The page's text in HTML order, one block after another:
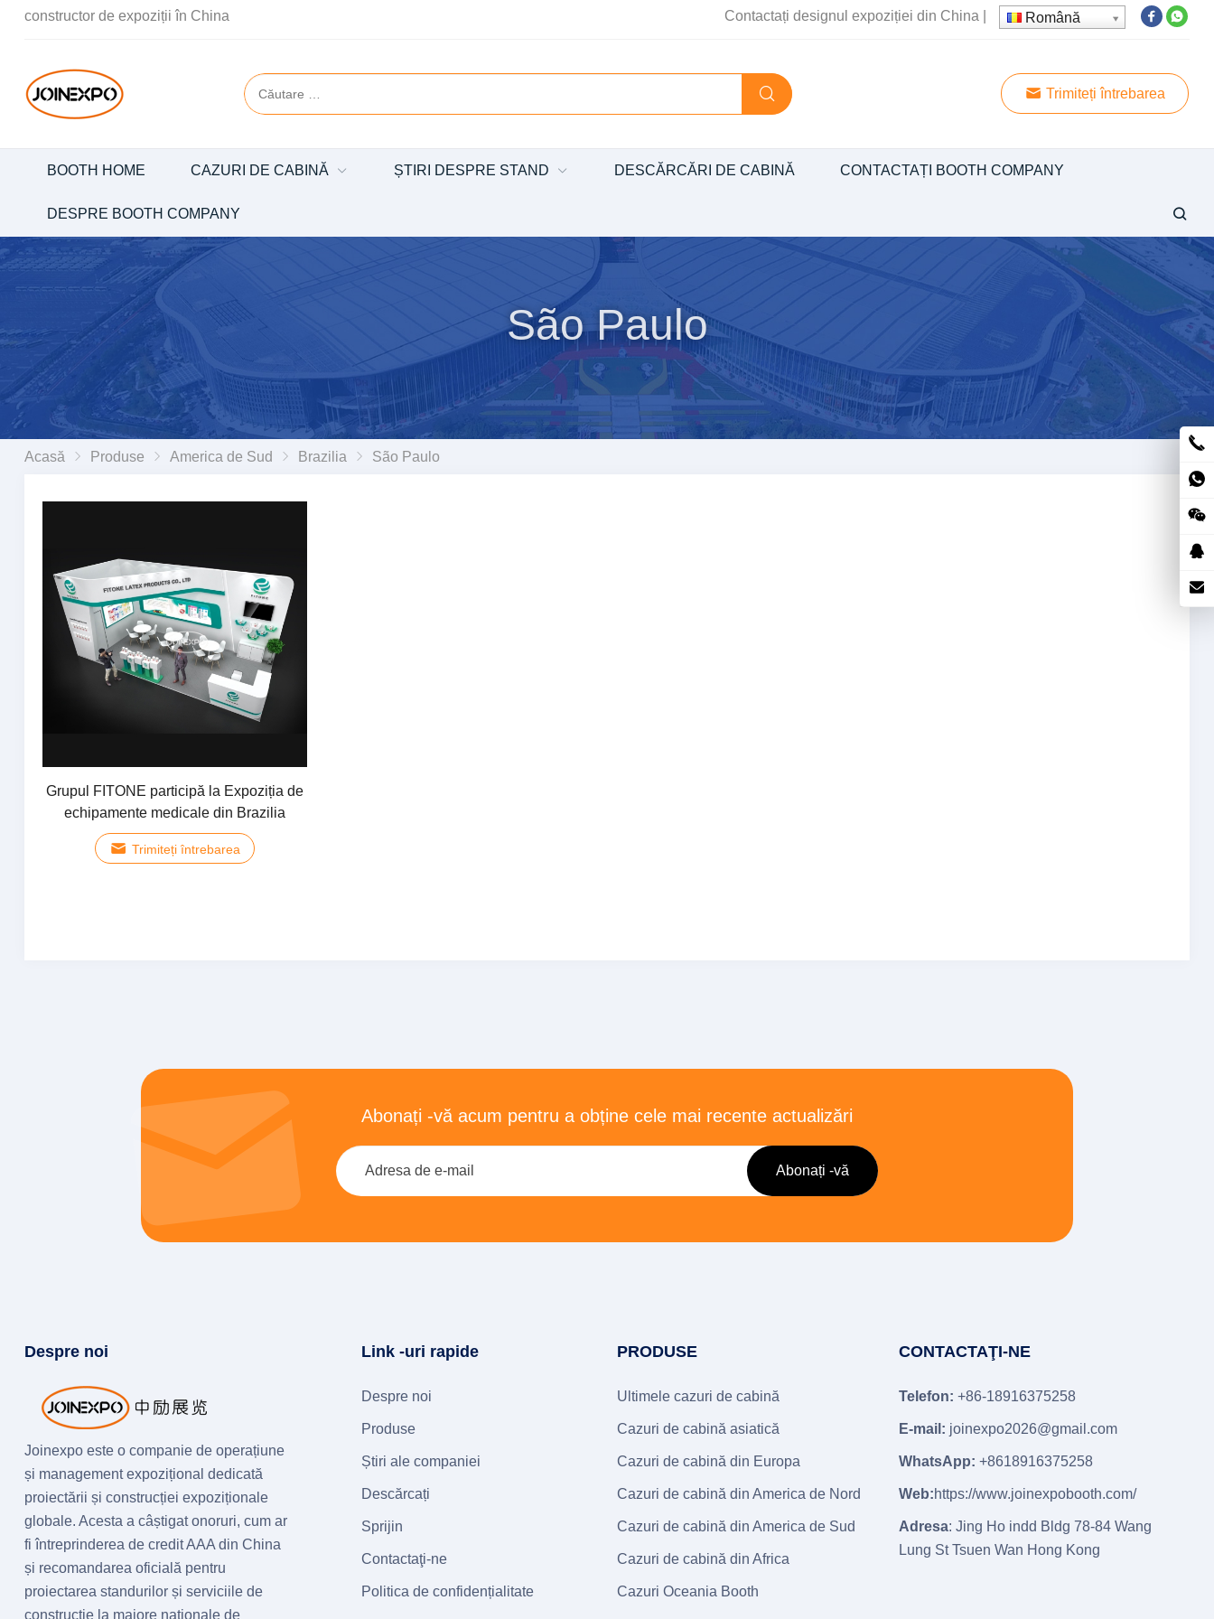
constructor de expoziții în China Contactați designul expoziției din China Română
Trimiteți întrebarea
BOOTH HOME CAZURI DE CABINĂ ȘTIRI DESPRE STAND DESCĂRCĂRI DE CABINĂ CONTACTAȚI BOOTH COMPANY
DESPRE BOOTH COMPANY
São Paulo
Acasă Produse America de Sud Brazilia São Paulo
Grupul FITONE participă la Expoziția de
echipamente medicale din Brazilia
Trimiteți întrebarea
Abonați -vă acum pentru a obține cele mai recente actualizări
Despre noi
Joinexpo este o companie de operațiune
și management expozițional dedicată
proiectării și construcției expoziționale
globale. Acesta a câștigat onoruri, cum ar
fi întreprinderea de credit AAA din China
și recomandarea oficială pentru
proiectarea standurilor și serviciile de
construcție la majore naționale de
Link -uri rapide
Despre noi
Produse
Știri ale companiei
Descărcați
Sprijin
Contactaţi-ne
Politica de confidențialitate
PRODUSE
Ultimele cazuri de cabină
Cazuri de cabină asiatică
Cazuri de cabină din Europa
Cazuri de cabină din America de Nord
Cazuri de cabină din America de Sud
Cazuri de cabină din Africa
Cazuri Oceania Booth
CONTACTAŢI-NE
Telefon: +86-18916375258
E-mail: joinexpo2026@gmail.com
WhatsApp: +8618916375258
Web:https://www.joinexpobooth.com/
Adresa: Jing Ho indd Bldg 78-84 Wang
Lung St Tsuen Wan Hong Kong